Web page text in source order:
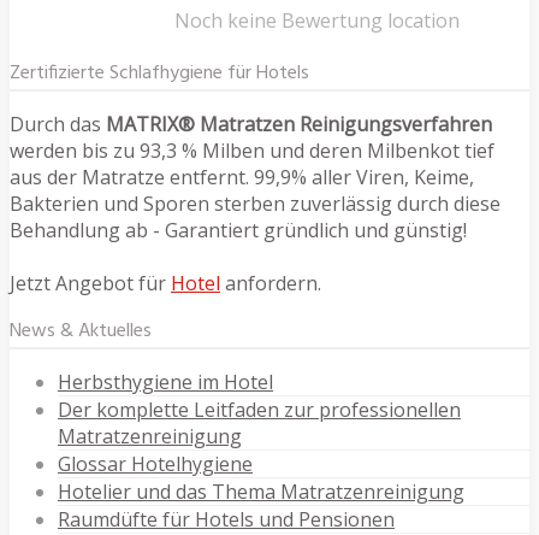
Noch keine Bewertung location
Zertifizierte Schlafhygiene für Hotels
Durch das MATRIX® Matratzen Reinigungsverfahren
werden bis zu 93,3 % Milben und deren Milbenkot tief
aus der Matratze entfernt. 99,9% aller Viren, Keime,
Bakterien und Sporen sterben zuverlässig durch diese
Behandlung ab - Garantiert gründlich und günstig!
Jetzt Angebot für Hotel anfordern.
News & Aktuelles
Herbsthygiene im Hotel
Der komplette Leitfaden zur professionellen
Matratzenreinigung
Glossar Hotelhygiene
Hotelier und das Thema Matratzenreinigung
Raumdüfte für Hotels und Pensionen